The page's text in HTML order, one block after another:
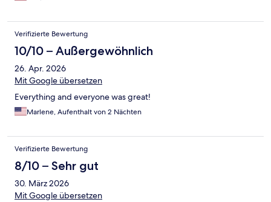
Verifizierte Bewertung
10/10 – Außergewöhnlich
26. Apr. 2026
Mit Google übersetzen
Everything and everyone was great!
Marlene, Aufenthalt von 2 Nächten
Verifizierte Bewertung
8/10 – Sehr gut
30. März 2026
Mit Google übersetzen